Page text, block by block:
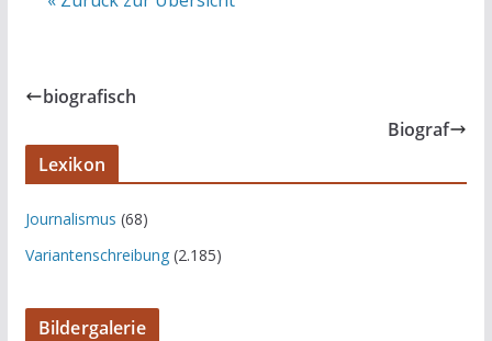
biografisch
Biograf
Lexikon
Journalismus (68)
Variantenschreibung(2.185)
Bildergalerie